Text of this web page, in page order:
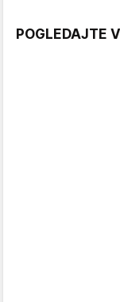
POGLEDAJTE